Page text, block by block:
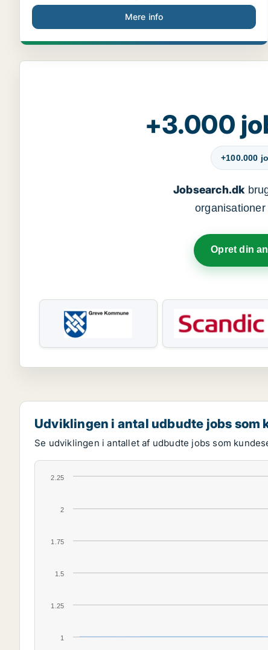
Mere info
+3.000
+100.000
Jobsearch.dk
Opret din
Udviklingen i antal udbudte jobs som
Se udviklingen i antallet af udbudte jobs som
1
2
1.25
1.5
1.75
2.25